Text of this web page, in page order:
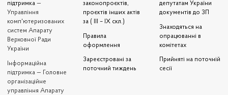
підтримка —
Управління
комп'ютеризованих
систем Апарату
Верховної Ради
України
Iнформаційна
підтримка — Головне
організаційне
управління Апарату
законопроєктів,
проєктів інших актів
за ( III – IX скл.)
Правила
оформлення
Зареєстровані за
поточний тиждень
депутатам України
документів до ЗП
Знаходяться на
опрацюванні в
комітетах
Прийняті на поточній
сесії